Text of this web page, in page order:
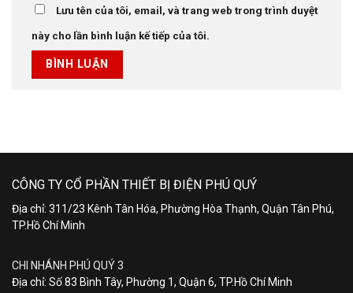
Lưu tên của tôi, email, và trang web trong trình duyệt
này cho lần bình luận kế tiếp của tôi.
CÔNG TY CỔ PHẦN THIẾT BỊ ĐIỆN PHÚ QUÝ
Địa chỉ: 311/23 Kênh Tân Hóa, Phường Hòa Thạnh, Quận Tân Phú,
TP.Hồ Chí Minh
CHI NHÁNH PHÚ QUÝ 3
Địa chỉ: Số 83 Bình Tây, Phường 1, Quận 6, TP.Hồ Chí Minh